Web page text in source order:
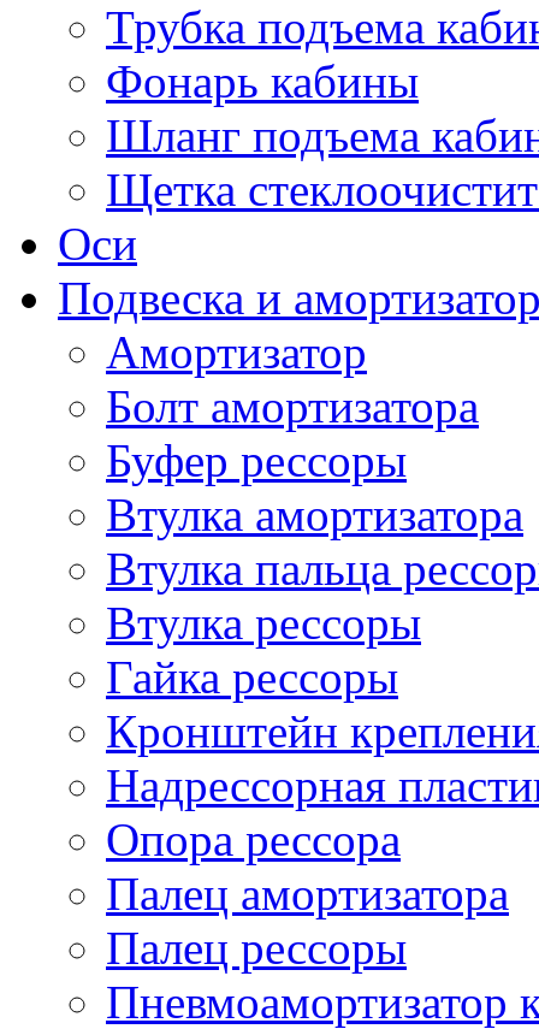
Трубка подъема
Фонарь кабины
Шланг подъема
Щетка
Оси
Подвеска и
Амортизатор
Болт амортизатора
Буфер рессоры
Втулка амортизатора
Втулка пальца
Втулка рессоры
Гайка рессоры
Кронштейн
Надрессорная
Опора рессора
Палец амортизатора
Палец рессоры
Пневмоамортизатор